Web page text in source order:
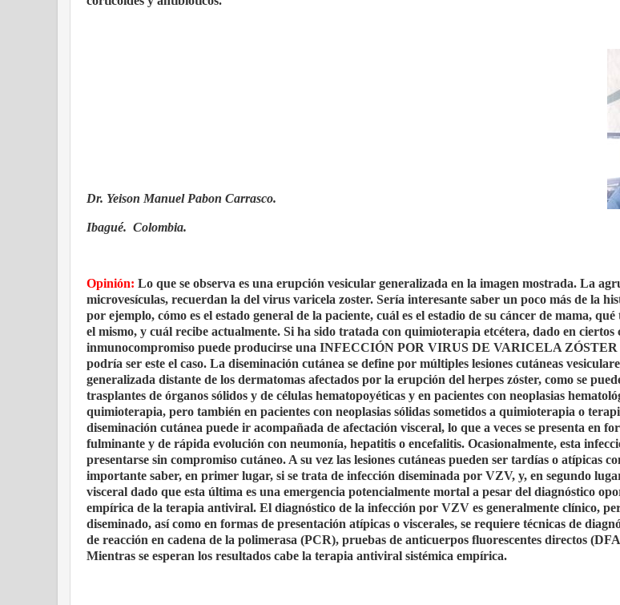
Dr. Yeison Manuel Pabon Carrasco.
Ibagué. Colombia.
Opinión: Lo que se observa es una erupción vesicular generalizada en la imagen mostrada. La
microvesículas, recuerdan la del virus varicela zoster. Sería interesante saber un poco más de la
por ejemplo, cómo es el estado general de la paciente, cuál es el estadio de su cáncer de mama,
el mismo, y cuál recibe actualmente. Si ha sido tratada con quimioterapia etcétera, dado en ciertos
inmunocompromiso puede producirse una INFECCIÓN POR VIRUS DE VARICELA
podría ser este el caso. La diseminación cutánea se define por múltiples lesiones cutáneas
generalizada distante de los dermatomas afectados por la erupción del herpes zóster, como se
trasplantes de órganos sólidos y de células hematopoyéticas y en pacientes con neoplasias
quimioterapia, pero también en pacientes con neoplasias sólidas sometidos a quimioterapia o
diseminación cutánea puede ir acompañada de afectación visceral, lo que a veces se presenta en
fulminante y de rápida evolución con neumonía, hepatitis o encefalitis. Ocasionalmente, esta
presentarse sin compromiso cutáneo. A su vez las lesiones cutáneas pueden ser tardías o atípicas
importante saber, en primer lugar, si se trata de infección diseminada por VZV, y, en segundo
visceral dado que esta última es una emergencia potencialmente mortal a pesar del diagnóstico
empírica de la terapia antiviral. El diagnóstico de la infección por VZV es generalmente clínico,
diseminado, así como en formas de presentación atípicas o viscerales, se requiere técnicas de
de reacción en cadena de la polimerasa (PCR), pruebas de anticuerpos fluorescentes directos
Mientras se esperan los resultados cabe la terapia antiviral sistémica empírica.